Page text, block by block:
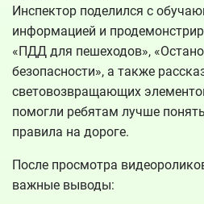
Инспектор поделился с
информацией и
«ПДД для пешеходов»,
безопасности», а также
световозвращающих
помогли ребятам лучше
правила на дороге.
После просмотра
важные выводы: